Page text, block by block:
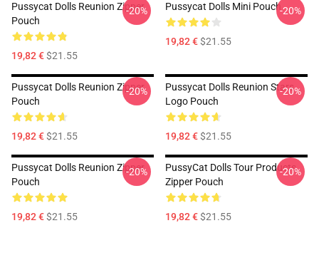
Pussycat Dolls Reunion Zipper
Pouch
19,82 €$21.55
-20% Pussycat Dolls Mini Pouch
19,82 €$21.55
-20%
Pussycat Dolls Reunion Zipper
Pouch
19,82 €$21.55
-20%
Pussycat Dolls Reunion Stars
Logo Pouch
19,82 €$21.55
-20%
Pussycat Dolls Reunion Zipper
Pouch
19,82 €$21.55
-20%
PussyCat Dolls Tour Products
Zipper Pouch
19,82 €$21.55
-20%